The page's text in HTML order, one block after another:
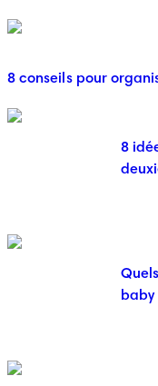
8 conseils pour
8
baby